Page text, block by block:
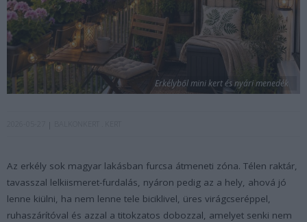
Erkélyből mini kert és nyári menedék
Az erkély sok magyar lakásban furcsa átmeneti zóna. Télen raktár,
tavasszal lelkiismeret-furdalás, nyáron pedig az a hely, ahová jó
lenne kiülni, ha nem lenne tele biciklivel, üres virágcseréppel,
ruhaszárítóval és azzal a titokzatos dobozzal, amelyet senki nem